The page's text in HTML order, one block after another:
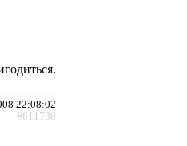
22:08:02
#611730